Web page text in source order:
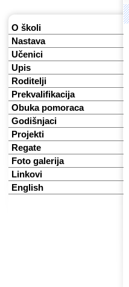
O školi
Nastava
Učenici
Upis
Roditelji
Prekvalifikacija
Obuka pomoraca
Godišnjaci
Projekti
Regate
Foto galerija
Linkovi
English